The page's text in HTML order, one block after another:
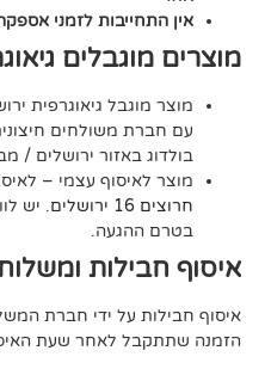
לזמני אספקה.
גיאוגרפית:
גיאוגרפית ירושלים – מוצרים
חיצונית יסופקו על ידי
ירושלים / מבשרת ציון
עצמי – לאיסוףמחנות חיות
. יש לוודא עם החנות
ומשלוחים:
חברת המשלוחים בשעה 11:00 בבוקר.
לאחר שעת האיסוף תידחה ביום